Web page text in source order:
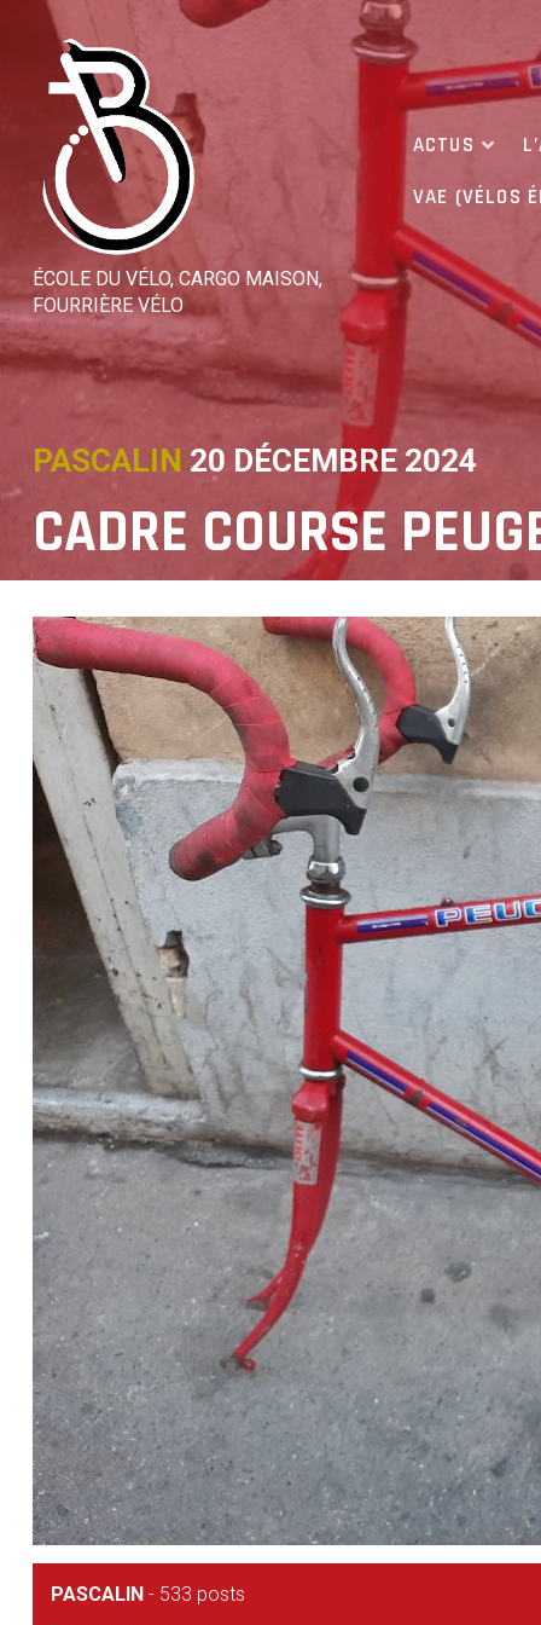
content
ÉCOLE DU VÉLO, CARGO MAISON,
FOURRIÈRE VÉLO
ACTUS
VAE (VÉLOS
PASCALIN 20 DÉCEMBRE 2024
CADRE COURSE
PASCALIN- 533 posts